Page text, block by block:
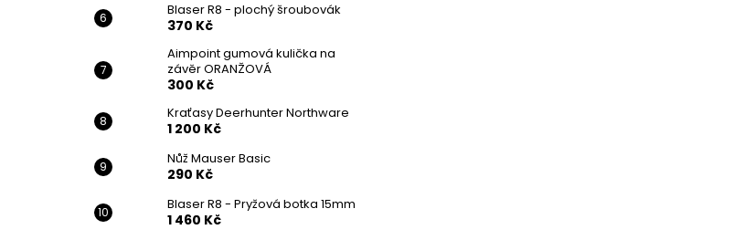
Blaser R8 - plochý šroubovák
370 Kč
Aimpoint gumová kulička na
závěr ORANŽOVÁ
300 Kč
Kraťasy Deerhunter Northware
1 200 Kč
Nůž Mauser Basic
290 Kč
Blaser R8 - Pryžová botka 15mm
1 460 Kč